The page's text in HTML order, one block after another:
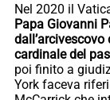
Nel 2020 il
Papa Giovanni
cardinale del
poi finito a
York faceva